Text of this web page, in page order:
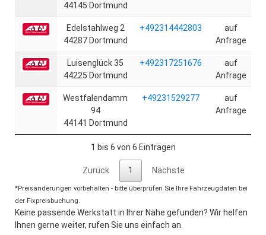
44145 Dortmund
Edelstahlweg 2
44287 Dortmund
+492314442803
auf
Anfrage
Luisenglück 35
44225 Dortmund
+492317251676
auf
Anfrage
Westfalendamm
94
44141 Dortmund
+49231529277
auf
Anfrage
1 bis 6 von 6 Einträgen
Zurück 1 Nächste
*Preisänderungen vorbehalten - bitte überprüfen Sie Ihre Fahrzeugdaten bei
der Fixpreisbuchung.
Keine passende Werkstatt in Ihrer Nähe gefunden? Wir helfen
Ihnen gerne weiter, rufen Sie uns einfach an.